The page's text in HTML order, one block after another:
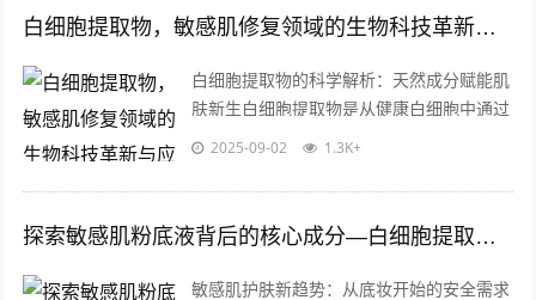
白细胞提取物，敏感肌修复领域的生物科技革新与应用解析
白细胞提取物的科学解析：天然成分赋能肌
肤新生白细胞提取物是从健康白细胞中通过
生物技术分离纯化得到的活性成分，富含多
2025-09-02 1.3K+
探索敏感肌粉底液背后的核心成分—白细胞提取物的奥秘与应用
敏感肌护肤新趋势：从底妆开始的安全需求